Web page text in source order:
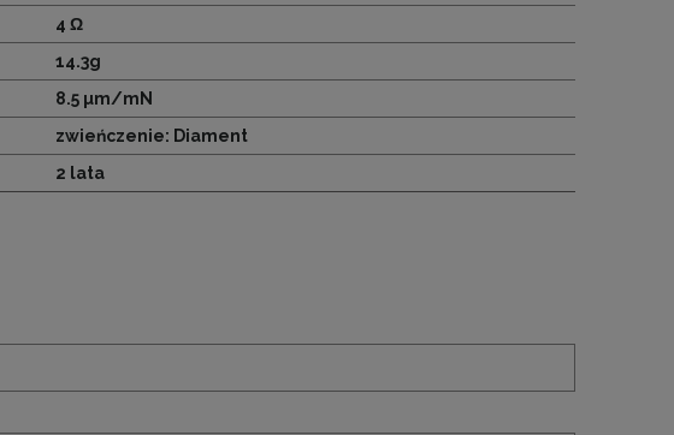
4 Ω
14.3g
8.5 µm/mN
zwieńczenie: Diament
2 lata